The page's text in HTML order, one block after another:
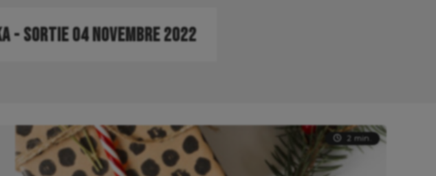
- SORTIE 04 NOVEMBRE 2022
2 min.